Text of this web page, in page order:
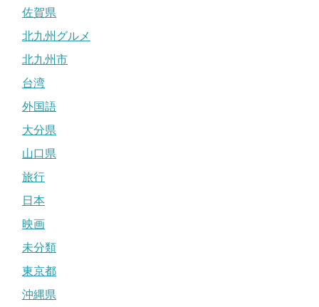
佐賀県
北九州グルメ
北九州市
台湾
外国語
大分県
山口県
旅行
日本
映画
未分類
東京都
沖縄県